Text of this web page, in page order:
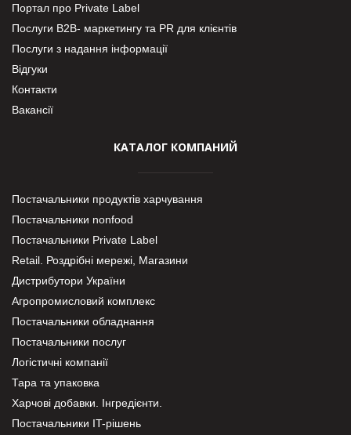
Портал про Private Label
Послуги В2В- маркетингу та PR для клієнтів
Послуги з надання інформації
Відгуки
Контакти
Вакансії
КАТАЛОГ КОМПАНИЙ
Постачальники продуктів харчування
Постачальники nonfood
Постачальники Private Label
Retail. Роздрібні мережі, Магазини
Дистрибутори України
Агропромисловий комплекс
Постачальники обладнання
Постачальники послуг
Логістичні компанії
Тара та упаковка
Харчові добавки. Інгредієнти.
Постачальники IT-рішень